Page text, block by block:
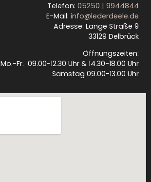
Telefon: 05250 | 9944844
E-Mail: info@lederdeele.de
Adresse: Lange Straße 9
33129 Delbrück
Öffnungszeiten:
Mo.-Fr. 09.00-12.30 Uhr & 14.30-18.00 Uhr
Samstag 09.00-13.00 Uhr